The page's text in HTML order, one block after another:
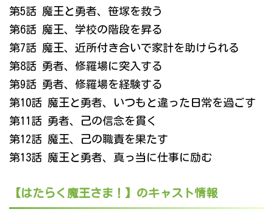
第5話 魔王と勇者、笹塚を救う
第6話 魔王、学校の階段を昇る
第7話 魔王、近所付き合いで家計を助けられる
第8話 勇者、修羅場に突入する
第9話 勇者、修羅場を経験する
第10話 魔王と勇者、いつもと違った日常を過ごす
第11話 勇者、己の信念を貫く
第12話 魔王、己の職責を果たす
第13話 魔王と勇者、真っ当に仕事に励む
【はたらく魔王さま！】のキャスト情報